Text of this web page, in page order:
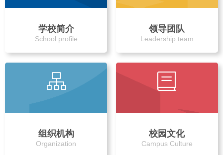
学校简介
School profile
领导团队
Leadership team
组织机构
Organization
校园文化
Campus Culture